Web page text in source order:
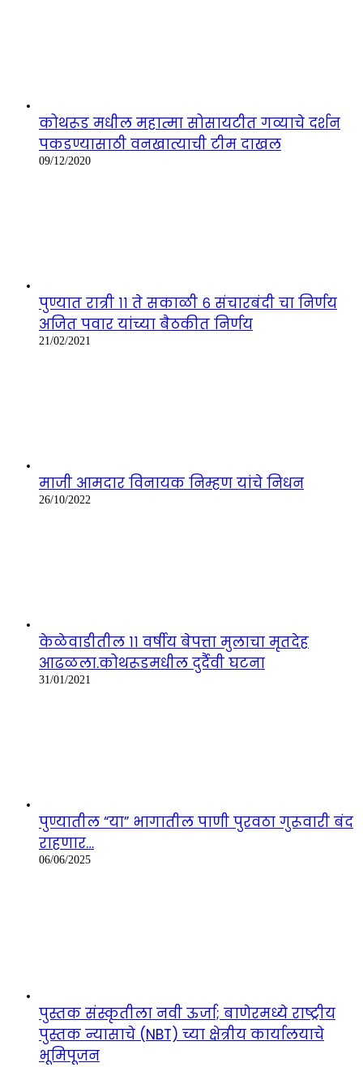
कोथरूड मधील महात्मा सोसायटीत गव्याचे दर्शन
पकडण्यासाठी वनखात्याची टीम दाखल
09/12/2020
पुण्यात रात्री ११ ते सकाळी ६ संचारबंदी चा निर्णय
अजित पवार यांच्या बैठकीत निर्णय
21/02/2021
माजी आमदार विनायक निम्हण यांचे निधन
26/10/2022
केळेवाडीतील ११ वर्षीय बेपत्ता मुलाचा मृतदेह
आढळला.कोथरूडमधील दुर्दैवी घटना
31/01/2021
पुण्यातील “या” भागातील पाणी पुरवठा गुरूवारी बंद
राहणार…
06/06/2025
पुस्तक संस्कृतीला नवी ऊर्जा; बाणेरमध्ये राष्ट्रीय
पुस्तक न्यासाचे (NBT) च्या क्षेत्रीय कार्यालयाचे
भूमिपूजन